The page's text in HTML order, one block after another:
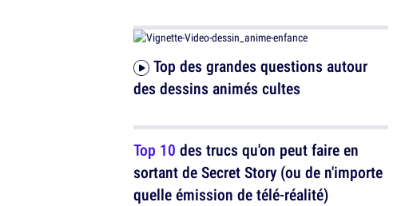
des dessins animés cultes
Top 10 des trucs qu'on peut faire en
sortant de Secret Story (ou de n'importe
quelle émission de télé-réalité)